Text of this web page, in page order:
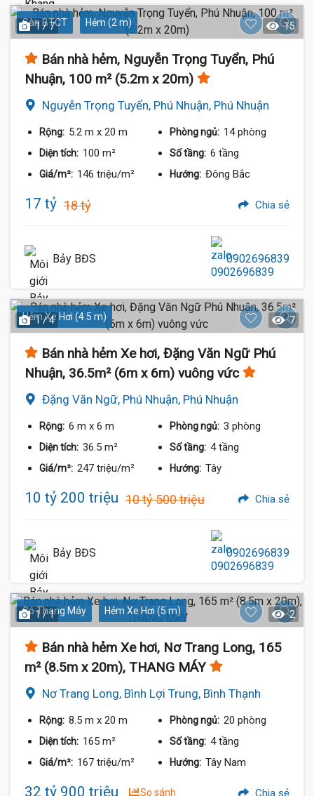
Sàn BTCT Hẻm (2 m)
1 / 7 15
Bán nhà hẻm, Nguyễn Trọng Tuyển, Phú
Nhuận, 100 m² (5.2m x 20m)
Nguyễn Trọng Tuyển, Phú Nhuận, Phú Nhuận
Rộng: 5.2 m x 20 m Phòng ngủ: 14 phòng
Diện tích: 100 m² Số tầng: 6 tầng
Giá/m²: 146 triệu/m² Hướng: Đông Bắc
17 tỷ 18 tỷ Chia sẻ
Bảy BĐS 0902696839
Hẻm Xe Hơi (4.5 m)
1 / 4 7
Bán nhà hẻm Xe hơi, Đặng Văn Ngữ Phú
Nhuận, 36.5m² (6m x 6m) vuông vức
Đặng Văn Ngữ, Phú Nhuận, Phú Nhuận
Rộng: 6 m x 6 m Phòng ngủ: 3 phòng
Diện tích: 36.5 m² Số tầng: 4 tầng
Giá/m²: 247 triệu/m² Hướng: Tây
10 tỷ 200 triệu 10 tỷ 500 triệu Chia sẻ
Bảy BĐS 0902696839
Có Thang Máy Hẻm Xe Hơi (5 m)
1 / 1 2
Bán nhà hẻm Xe hơi, Nơ Trang Long, 165
m² (8.5m x 20m), THANG MÁY
Nơ Trang Long, Bình Lợi Trung, Bình Thạnh
Rộng: 8.5 m x 20 m Phòng ngủ: 20 phòng
Diện tích: 165 m² Số tầng: 4 tầng
Giá/m²: 167 triệu/m² Hướng: Tây Nam
32 tỷ 900 triệu So sánh Chia sẻ